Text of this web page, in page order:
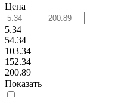
Цена
5.34
54.34
103.34
152.34
200.89
Показать